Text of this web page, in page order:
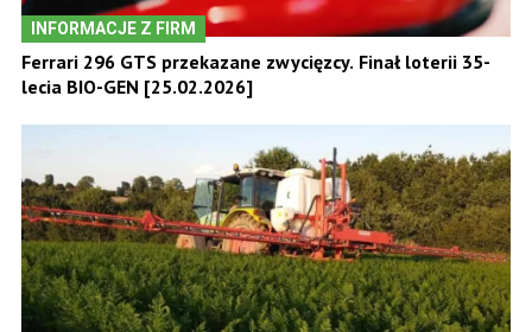
INFORMACJE Z FIRM
Ferrari 296 GTS przekazane zwycięzcy. Finał loterii 35-
lecia BIO-GEN [25.02.2026]